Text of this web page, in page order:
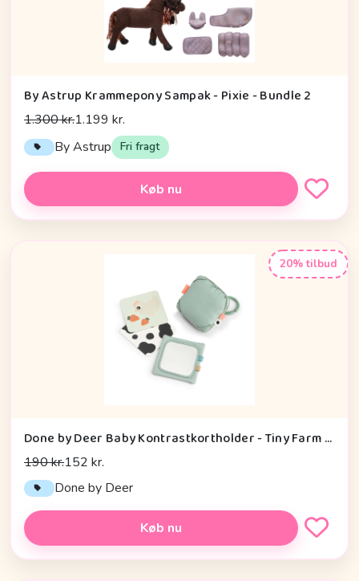
By Astrup Krammepony Sampak - Pixie - Bundle 2
1.300 kr.1.199 kr.
By Astrup Fri fragt
Køb nu
20% tilbud
Done by Deer Baby Kontrastkortholder - Tiny Farm - Grøn
190 kr.152 kr.
Done by Deer
Køb nu